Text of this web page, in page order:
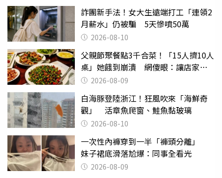
詐團新手法！女大生遠端打工「連領2
月薪水」仍被騙 5天慘噴50萬
2026-08-10
父親節聚餐點3千合菜！「15人擠10人
桌」她餓到崩潰 網傻眼：讓店家看
笑話2026-08-09
白海豚登陸浙江！狂風吹來「海鮮奇
觀」 活章魚爬窗、鮭魚黏玻璃
2026-08-10
一次性內褲穿到一半「褲頭分離」
妹子裙底滑落尬爆：同事全看光
2026-08-09